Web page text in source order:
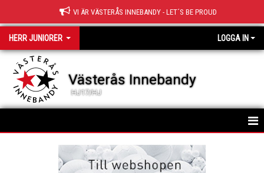
VI ÄR VÄSTERÅS INNEBANDY - LET´S BE PROUD
HERR JUNIORER LOGGA IN
Västerås Innebandy
HJ17/HJ